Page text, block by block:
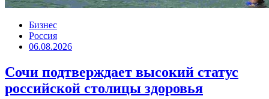
Бизнес
Россия
06.08.2026
Сочи подтверждает высокий статус
российской столицы здоровья